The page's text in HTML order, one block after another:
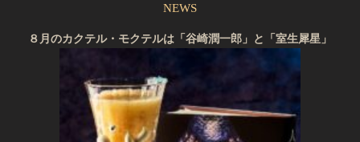
NEWS
８月のカクテル・モクテルは「谷崎潤一郎」と「室生犀星」